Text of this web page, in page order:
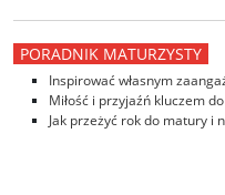
PORADNIK MATURZYSTY
Inspirować własnym
Miłość i przyjaźń kluczem
Jak przeżyć rok do matury i